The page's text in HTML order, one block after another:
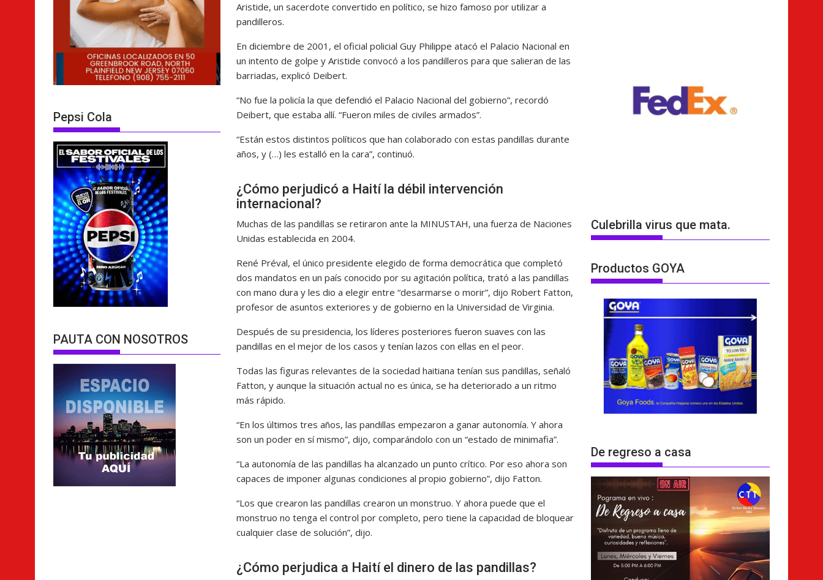
Aristide, un sacerdote convertido en político, se hizo famoso por utilizar a
pandilleros.
En diciembre de 2001, el oficial policial Guy Philippe atacó el Palacio Nacional en
un intento de golpe y Aristide convocó a los pandilleros para que salieran de las
barriadas, explicó Deibert.
“No fue la policía la que defendió el Palacio Nacional del gobierno”, recordó
Deibert, que estaba allí. “Fueron miles de civiles armados”.
“Están estos distintos políticos que han colaborado con estas pandillas durante
años, y (…) les estalló en la cara”, continuó.
¿Cómo perjudicó a Haití la débil intervención
internacional?
Muchas de las pandillas se retiraron ante la MINUSTAH, una fuerza de Naciones
Unidas establecida en 2004.
René Préval, el único presidente elegido de forma democrática que completó
dos mandatos en un país conocido por su agitación política, trató a las pandillas
con mano dura y les dio a elegir entre “desarmarse o morir”, dijo Robert Fatton,
profesor de asuntos exteriores y de gobierno en la Universidad de Virginia.
Después de su presidencia, los líderes posteriores fueron suaves con las
pandillas en el mejor de los casos y tenían lazos con ellas en el peor.
Todas las figuras relevantes de la sociedad haitiana tenían sus pandillas, señaló
Fatton, y aunque la situación actual no es única, se ha deteriorado a un ritmo
más rápido.
“En los últimos tres años, las pandillas empezaron a ganar autonomía. Y ahora
son un poder en sí mismo”, dijo, comparándolo con un “estado de minimafia”.
“La autonomía de las pandillas ha alcanzado un punto crítico. Por eso ahora son
capaces de imponer algunas condiciones al propio gobierno”, dijo Fatton.
“Los que crearon las pandillas crearon un monstruo. Y ahora puede que el
monstruo no tenga el control por completo, pero tiene la capacidad de bloquear
cualquier clase de solución”, dijo.
¿Cómo perjudica a Haití el dinero de las pandillas?
Pepsi Cola
PAUTA CON NOSOTROS
Culebrilla virus que mata.
Productos GOYA
De regreso a casa